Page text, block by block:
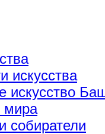
искусства
искусство
мира
собиратели